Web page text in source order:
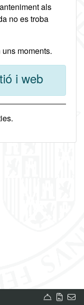
als
no es troba
moments.
i web
Carta